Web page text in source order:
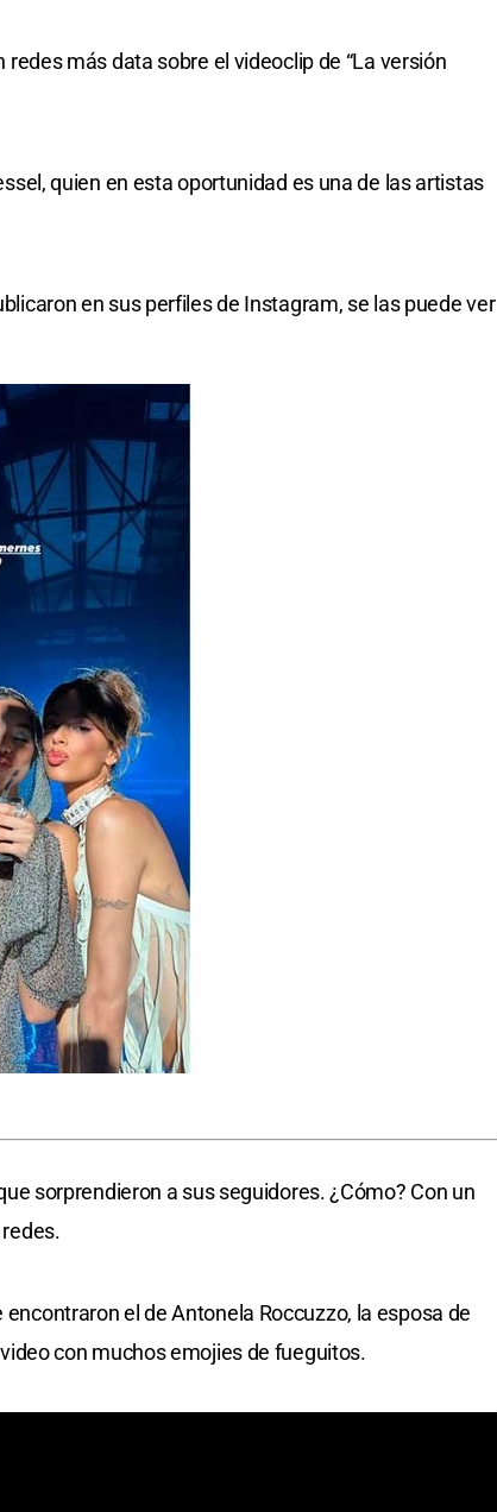
más data sobre el videoclip de “La versión
quien en esta oportunidad es una de las artistas
en sus perfiles de Instagram, se las puede ver
sorprendieron a sus seguidores. ¿Cómo? Con un
el de Antonela Roccuzzo, la esposa de
con muchos emojies de fueguitos.